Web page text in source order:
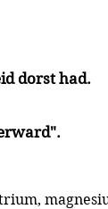
dorst had.